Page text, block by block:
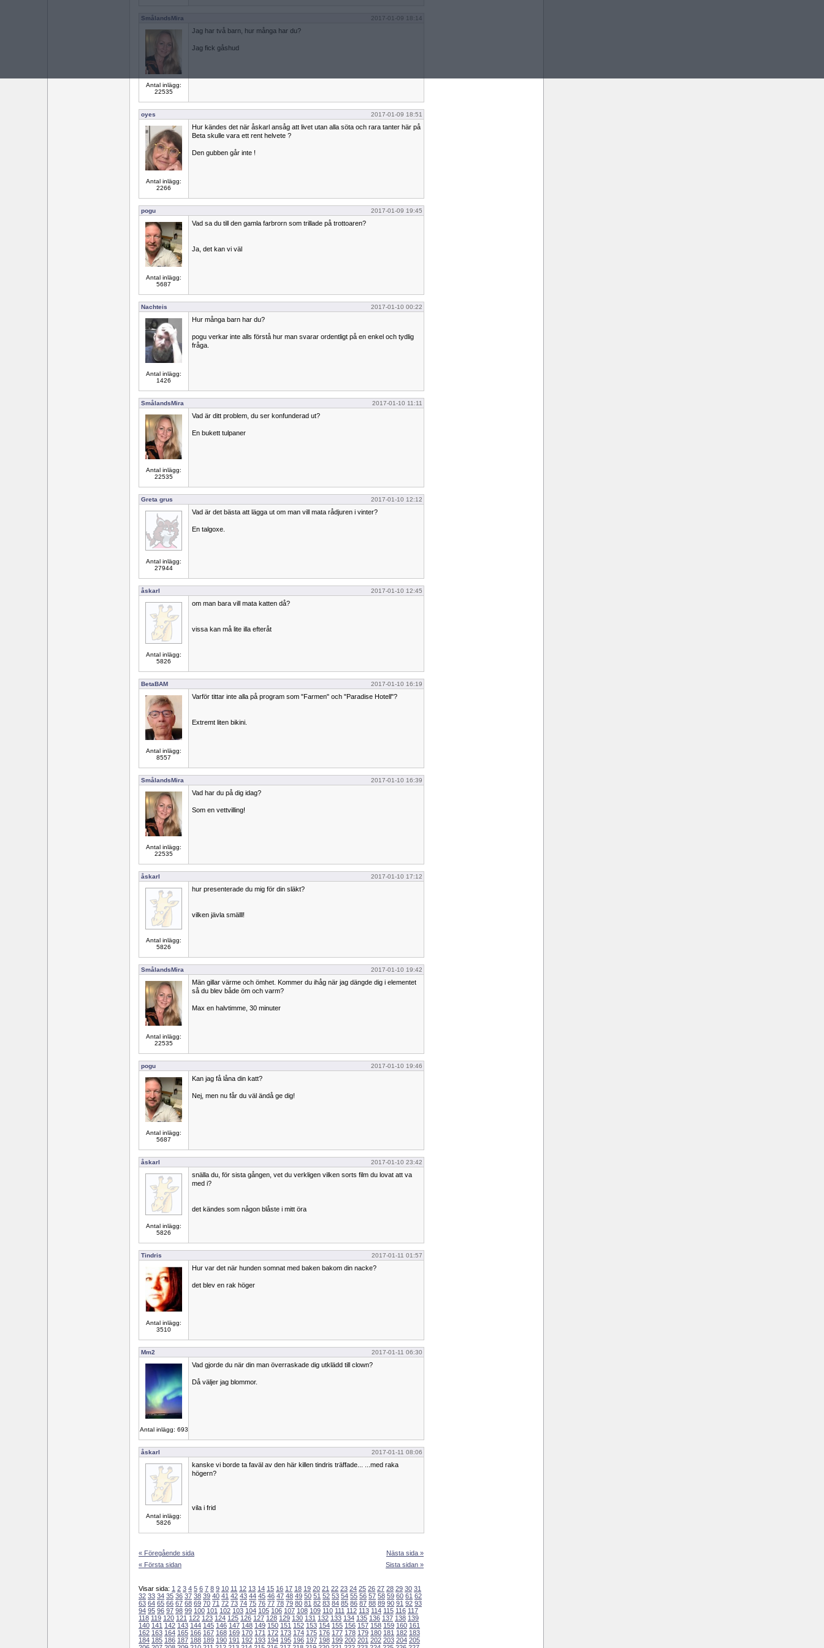
SmålandsMira 2017-01-09 18:14
Antal inlägg:
22535
Jag har två barn, hur många har du?
Jag fick gåshud
oyes 2017-01-09 18:51
Antal inlägg:
2266
Hur kändes det när åskarl ansåg att livet utan alla söta och rara tanter här på
Beta skulle vara ett rent helvete ?
Den gubben går inte !
pogu 2017-01-09 19:45
Antal inlägg:
5687
Vad sa du till den gamla farbrorn som trillade på trottoaren?
Ja, det kan vi väl
Nachteis 2017-01-10 00:22
Antal inlägg:
1426
Hur många barn har du?
pogu verkar inte alls förstå hur man svarar ordentligt på en enkel och tydlig
fråga.
SmålandsMira 2017-01-10 11:11
Antal inlägg:
22535
Vad är ditt problem, du ser konfunderad ut?
En bukett tulpaner
Greta grus 2017-01-10 12:12
Antal inlägg:
27944
Vad är det bästa att lägga ut om man vill mata rådjuren i vinter?
En talgoxe.
åskarl 2017-01-10 12:45
Antal inlägg:
5826
om man bara vill mata katten då?
vissa kan må lite illa efteråt
BetaBAM 2017-01-10 16:19
Antal inlägg:
8557
Varför tittar inte alla på program som "Farmen" och "Paradise Hotell"?
Extremt liten bikini.
SmålandsMira 2017-01-10 16:39
Antal inlägg:
22535
Vad har du på dig idag?
Som en vettvilling!
åskarl 2017-01-10 17:12
Antal inlägg:
5826
hur presenterade du mig för din släkt?
vilken jävla smälll!
SmålandsMira 2017-01-10 19:42
Antal inlägg:
22535
Män gillar värme och ömhet. Kommer du ihåg när jag dängde dig i elementet
så du blev både öm och varm?
Max en halvtimme, 30 minuter
pogu 2017-01-10 19:46
Antal inlägg:
5687
Kan jag få låna din katt?
Nej, men nu får du väl ändå ge dig!
åskarl 2017-01-10 23:42
Antal inlägg:
5826
snälla du, för sista gången, vet du verkligen vilken sorts film du lovat att va
med i?
det kändes som någon blåste i mitt öra
Tindris 2017-01-11 01:57
Antal inlägg:
3510
Hur var det när hunden somnat med baken bakom din nacke?
det blev en rak höger
Mm2 2017-01-11 06:30
Antal inlägg: 693
Vad gjorde du när din man överraskade dig utklädd till clown?
Då väljer jag blommor.
åskarl 2017-01-11 08:06
Antal inlägg:
5826
kanske vi borde ta faväl av den här killen tindris träffade... ...med raka
högern?
vila i frid
« Föregående sida
« Första sidan
Nästa sida »
Sista sidan »
Visar sida: 1 2 3 4 5 6 7 8 9 10 11 12 13 14 15 16 17 18 19 20 21 22 23 24 25 26 27 28 29 30 31
32 33 34 35 36 37 38 39 40 41 42 43 44 45 46 47 48 49 50 51 52 53 54 55 56 57 58 59 60 61 62
63 64 65 66 67 68 69 70 71 72 73 74 75 76 77 78 79 80 81 82 83 84 85 86 87 88 89 90 91 92 93
94 95 96 97 98 99 100 101 102 103 104 105 106 107 108 109 110 111 112 113 114 115 116 117
118 119 120 121 122 123 124 125 126 127 128 129 130 131 132 133 134 135 136 137 138 139
140 141 142 143 144 145 146 147 148 149 150 151 152 153 154 155 156 157 158 159 160 161
162 163 164 165 166 167 168 169 170 171 172 173 174 175 176 177 178 179 180 181 182 183
184 185 186 187 188 189 190 191 192 193 194 195 196 197 198 199 200 201 202 203 204 205